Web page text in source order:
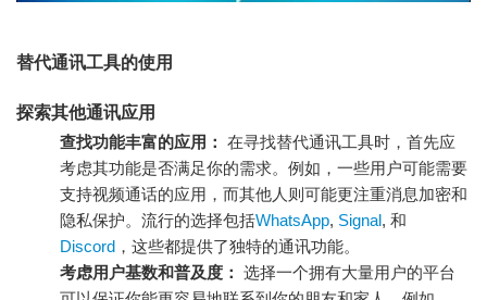
替代通讯工具的使用
探索其他通讯应用
查找功能丰富的应用： 在寻找替代通讯工具时，首先应
考虑其功能是否满足你的需求。例如，一些用户可能需要
支持视频通话的应用，而其他人则可能更注重消息加密和
隐私保护。流行的选择包括WhatsApp, Signal, 和
Discord ，这些都提供了独特的通讯功能。
考虑用户基数和普及度： 选择一个拥有大量用户的平台